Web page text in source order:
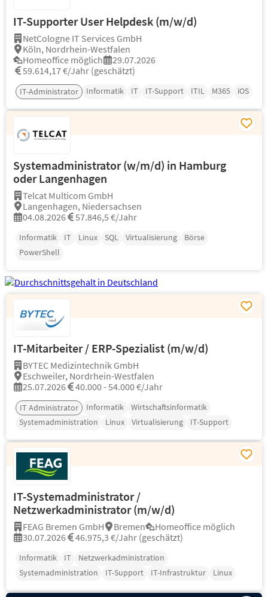
IT-Supporter User Helpdesk (m/w/d)
NetCologne IT Services GmbH
Köln, Nordrhein-Westfalen
Homeoffice möglich
29.07.2026
59.614,17 €/Jahr (geschätzt)
IT-Administrator Informatik IT IT-Support ITIL M365 iOS
Systemadministrator (w/m/d) in Hamburg
oder Langenhagen
Telcat Multicom GmbH
Langenhagen, Niedersachsen
04.08.2026
57.846,5 €/Jahr
Informatik IT Linux SQL Virtualisierung
Börse
PowerShell
IT-Mitarbeiter / ERP-Spezialist (m/w/d)
BYTEC Medizintechnik GmbH
Eschweiler, Nordrhein-Westfalen
25.07.2026
40.000 - 54.000 €/Jahr
IT Administrator Informatik
Wirtschaftsinformatik
Systemadministration
Linux Virtualisierung IT-Support
IT-Systemadministrator /
Netzwerkadministrator (m/w/d)
FEAG Bremen GmbH Bremen
Homeoffice möglich
30.07.2026
46.975,3 €/Jahr (geschätzt)
Informatik IT
Netzwerkadministration
Systemadministration
IT-Support IT-Infrastruktur Linux